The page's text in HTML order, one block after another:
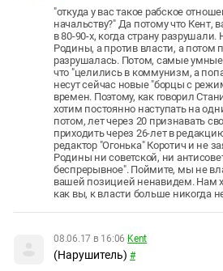
"откуда у вас такое рабское
начальству?" Да потому что
в 80-90-х, когда страну
Родины, а против власти, а потом
разрушалась. Потом, самые
что "целились в коммунизм, а
несут сейчас новые "борцы с
времен. Поэтому, как говорил
хотим постоянно наступать на
потом, лет через 20 признавать
приходить через 26-лет в
редактор "Огонька" Коротич и не
Родины ни советской, ни
беспрерывное". Поймите, мы не
вашей позицией ненавидем. Нам
как вы, к власти больше никогда
08.06.17 в 16:06 Kent
(Нарушитель) #